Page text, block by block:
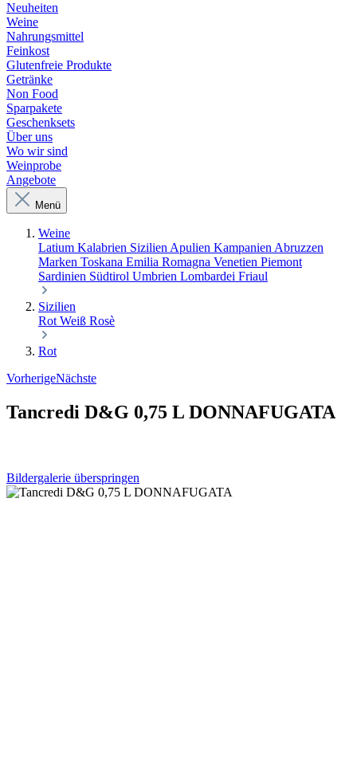
Neuheiten
Weine
Nahrungsmittel
Feinkost
Glutenfreie Produkte
Getränke
Non Food
Sparpakete
Geschenksets
Über uns
Wo wir sind
Weinprobe
Angebote
Menü
Weine
Latium Kalabrien Sizilien Apulien Kampanien Abruzzen
Marken Toskana Emilia Romagna Venetien Piemont
Sardinien Südtirol Umbrien Lombardei Friaul
Sizilien
Rot Weiß Rosè
Rot
VorherigeNächste
Tancredi D&G 0,75 L DONNAFUGATA
Bildergalerie überspringen